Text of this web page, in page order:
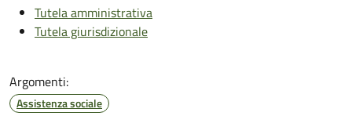
Tutela amministrativa
Tutela giurisdizionale
Argomenti:
Assistenza sociale